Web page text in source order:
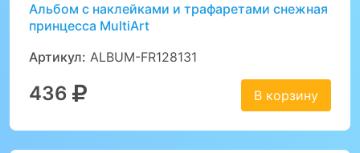
Альбом с наклейками и трафаретами снежная
принцесса MultiArt
Артикул: ALBUM-FR128131
436 В корзину